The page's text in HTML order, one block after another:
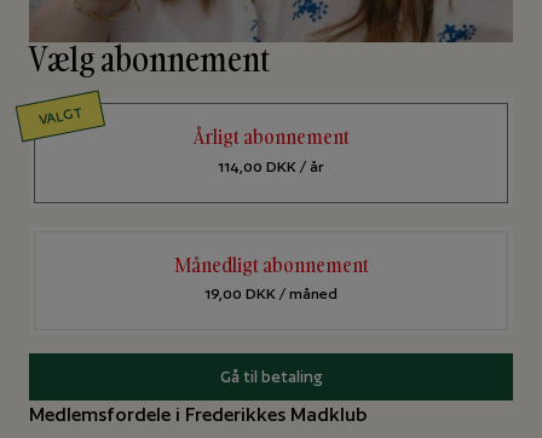
Vælg abonnement
VALGT
Årligt abonnement
114,00 DKK / år
Månedligt abonnement
19,00 DKK / måned
Medlemsfordele i Frederikkes Madklub
Gå til betaling